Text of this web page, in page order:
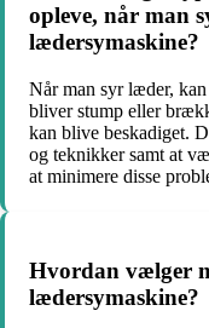
opleve, når man
lædersymaskine?
Når man syr læder,
bliver stump eller
kan blive beskadiget.
og teknikker samt at
at minimere disse
Hvordan vælger
lædersymaskine?